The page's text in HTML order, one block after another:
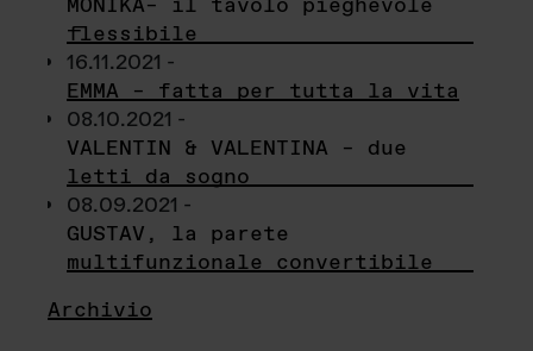
flessibile
16.11.2021 -
EMMA – fatta per tutta la vita
08.10.2021 -
VALENTIN & VALENTINA – due
letti da sogno
08.09.2021 -
GUSTAV, la parete
multifunzionale convertibile
Archivio